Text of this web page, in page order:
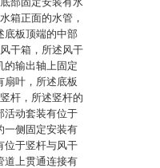
箱正面的水管，
底板顶端的中部
干箱，所述风干
的输出轴上固定
扇叶，所述底板
杆，所述竖杆的
活动套装有位于
一侧固定安装有
位于竖杆与风干
道上贯通连接有